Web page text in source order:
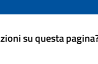
su questa